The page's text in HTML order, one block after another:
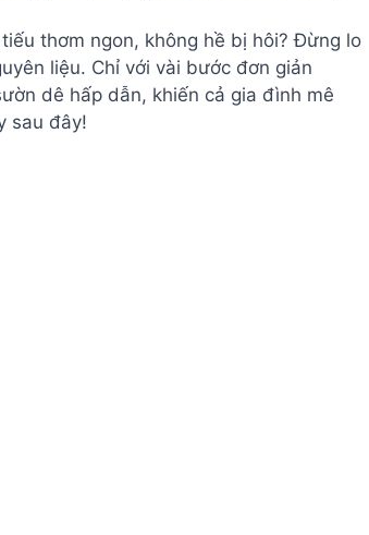
thơm ngon, không hề bị hôi? Đừng lo
liệu. Chỉ với vài bước đơn giản
dê hấp dẫn, khiến cả gia đình mê
sau đây!